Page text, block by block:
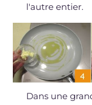
l'autre entier.
Dans une